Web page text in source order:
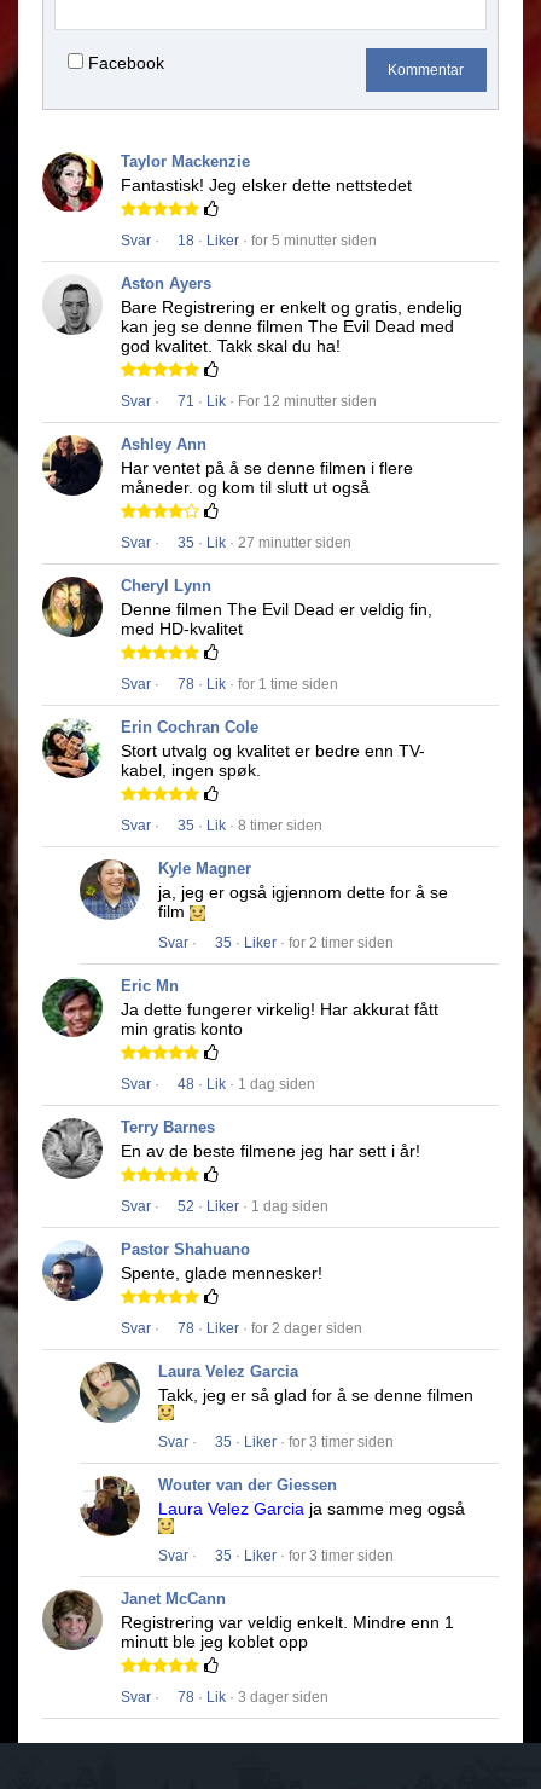
Facebook Kommentar
Taylor Mackenzie
Fantastisk! Jeg elsker dette nettstedet
Svar · 18 · Liker · for 5 minutter siden
Aston Ayers
Bare Registrering er enkelt og gratis, endelig
kan jeg se denne filmen The Evil Dead med
god kvalitet. Takk skal du ha!
Svar · 71 · Lik · For 12 minutter siden
Ashley Ann
Har ventet på å se denne filmen i flere
måneder. og kom til slutt ut også
Svar · 35 · Lik · 27 minutter siden
Cheryl Lynn
Denne filmen The Evil Dead er veldig fin,
med HD-kvalitet
Svar · 78 · Lik · for 1 time siden
Erin Cochran Cole
Stort utvalg og kvalitet er bedre enn TV-
kabel, ingen spøk.
Svar · 35 · Lik · 8 timer siden
Kyle Magner
ja, jeg er også igjennom dette for å se
film
Svar · 35 · Liker · for 2 timer siden
Eric Mn
Ja dette fungerer virkelig! Har akkurat fått
min gratis konto
Svar · 48 · Lik · 1 dag siden
Terry Barnes
En av de beste filmene jeg har sett i år!
Svar · 52 · Liker · 1 dag siden
Pastor Shahuano
Spente, glade mennesker!
Svar · 78 · Liker · for 2 dager siden
Laura Velez Garcia
Takk, jeg er så glad for å se denne filmen
Svar · 35 · Liker · for 3 timer siden
Wouter van der Giessen
Laura Velez Garcia ja samme meg også
Svar · 35 · Liker · for 3 timer siden
Janet McCann
Registrering var veldig enkelt. Mindre enn 1
minutt ble jeg koblet opp
Svar · 78 · Lik · 3 dager siden